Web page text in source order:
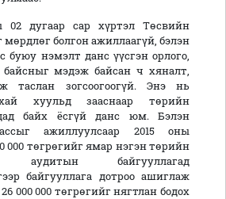
02 дугаар сар хүртэл Төсвийн
болгон ажиллаагүй, бэлэн
буюу нэмэлт данс үүсгэн орлого,
байсныг мэдэж байсан ч хяналт,
таслан зогсоогоогүй. Энэ нь
хуульд зааснаар төрийн
байх ёсгүй данс юм. Бэлэн
ажиллуулсаар 2015 оны
000 төгрөгийг ямар нэгэн төрийн
аудитын байгууллагад
байгууллага дотроо ашиглаж
000 000 төгрөгийг нягтлан бодох